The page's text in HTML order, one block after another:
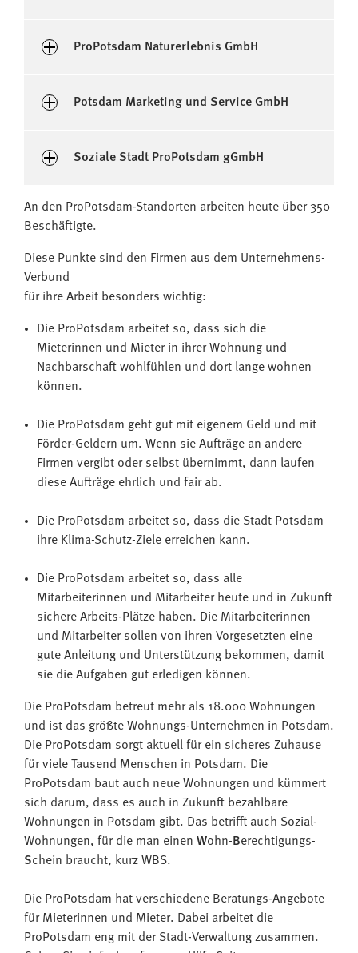
ProPotsdam Naturerlebnis GmbH
Potsdam Marketing und Service GmbH
Soziale Stadt ProPotsdam gGmbH
An den ProPotsdam-Standorten arbeiten heute über 350
Beschäftigte.
Diese Punkte sind den Firmen aus dem Unternehmens-
Verbund
für ihre Arbeit besonders wichtig:
Die ProPotsdam arbeitet so, dass sich die
Mieterinnen und Mieter in ihrer Wohnung und
Nachbarschaft wohlfühlen und dort lange wohnen
können.
Die ProPotsdam geht gut mit eigenem Geld und mit
Förder-Geldern um. Wenn sie Aufträge an andere
Firmen vergibt oder selbst übernimmt, dann laufen
diese Aufträge ehrlich und fair ab.
Die ProPotsdam arbeitet so, dass die Stadt Potsdam
ihre Klima-Schutz-Ziele erreichen kann.
Die ProPotsdam arbeitet so, dass alle
Mitarbeiterinnen und Mitarbeiter heute und in Zukunft
sichere Arbeits-Plätze haben. Die Mitarbeiterinnen
und Mitarbeiter sollen von ihren Vorgesetzten eine
gute Anleitung und Unterstützung bekommen, damit
sie die Aufgaben gut erledigen können.
Die ProPotsdam betreut mehr als 18.000 Wohnungen
und ist das größte Wohnungs-Unternehmen in Potsdam.
Die ProPotsdam sorgt aktuell für ein sicheres Zuhause
für viele Tausend Menschen in Potsdam. Die
ProPotsdam baut auch neue Wohnungen und kümmert
sich darum, dass es auch in Zukunft bezahlbare
Wohnungen in Potsdam gibt. Das betrifft auch Sozial-
Wohnungen, für die man einen Wohn-Berechtigungs-
Schein braucht, kurz WBS.
Die ProPotsdam hat verschiedene Beratungs-Angebote
für Mieterinnen und Mieter. Dabei arbeitet die
ProPotsdam eng mit der Stadt-Verwaltung zusammen.